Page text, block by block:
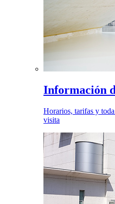
Información
Horarios, tarifas y
visita